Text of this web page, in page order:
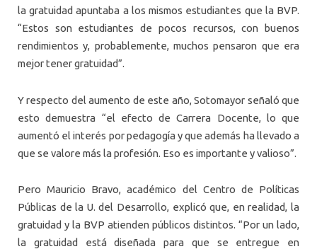
la gratuidad apuntaba a los mismos estudiantes que la BVP.
“Estos son estudiantes de pocos recursos, con buenos
rendimientos y, probablemente, muchos pensaron que era
mejor tener gratuidad”.
Y respecto del aumento de este año, Sotomayor señaló que
esto demuestra “el efecto de Carrera Docente, lo que
aumentó el interés por pedagogía y que además ha llevado a
que se valore más la profesión. Eso es importante y valioso”.
Pero Mauricio Bravo, académico del Centro de Políticas
Públicas de la U.del Desarrollo, explicó que, en realidad, la
gratuidad y la BVP atienden públicos distintos. “Por un lado,
la gratuidad está diseñada para que se entregue en